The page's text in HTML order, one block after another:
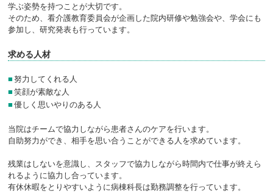
学ぶ姿勢を持つことが大切です。
そのため、看介護教育委員会が企画した院内研修や勉強会や、学会にも
参加し、研究発表も行っています。
求める人材
■努力してくれる人
■笑顔が素敵な人
■優しく思いやりのある人
当院はチームで協力しながら患者さんのケアを行います。
自助努力ができ、相手を思い合うことができる人を求めています。
残業はしないを意識し、スタッフで協力しながら時間内で仕事が終えら
れるように協力し合っています。
有休休暇をとりやすいように病棟科長は勤務調整を行っています。